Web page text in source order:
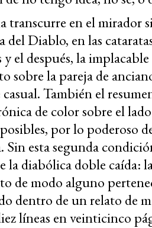
transcurre en el mirador
del Diablo, en las
y el después, la
sobre la pareja de
También el
de color sobre el
por lo poderoso
Sin esta segunda
la diabólica doble caída:
de modo alguno
dentro de un relato de
líneas en veinticinco